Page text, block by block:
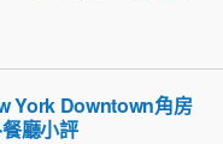
York Downtown角房
廳小評